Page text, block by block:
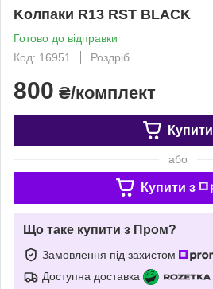
Kолпаки R13 RST BLACK
Готово до відправки
Код: 16951
Роздріб
800 ₴/комплект
Купити
або
Купити з
Що таке купити з Пром?
Замовлення під захистом
Доступна доставка